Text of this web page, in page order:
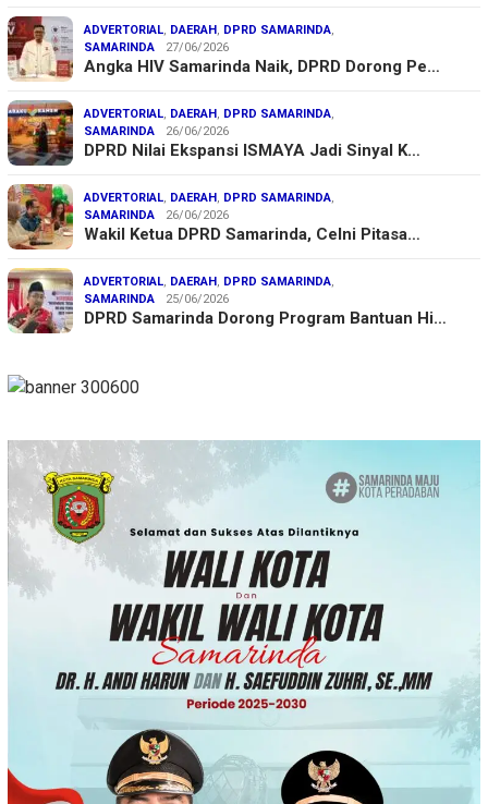
ADVERTORIAL, DAERAH, DPRD SAMARINDA,
SAMARINDA
27/06/2026
Angka HIV Samarinda Naik, DPRD Dorong Pe…
ADVERTORIAL, DAERAH, DPRD SAMARINDA,
SAMARINDA
26/06/2026
DPRD Nilai Ekspansi ISMAYA Jadi Sinyal K…
ADVERTORIAL, DAERAH, DPRD SAMARINDA,
SAMARINDA
26/06/2026
Wakil Ketua DPRD Samarinda, Celni Pitasa…
ADVERTORIAL, DAERAH, DPRD SAMARINDA,
SAMARINDA
25/06/2026
DPRD Samarinda Dorong Program Bantuan Hi…